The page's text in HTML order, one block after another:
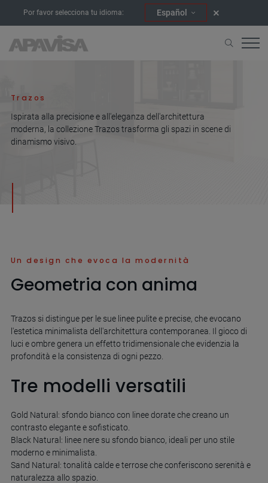
Por favor selecciona tu idioma: Español
Trazos
Ispirata alla precisione e all'eleganza dell'architettura
moderna, la collezione Trazos trasforma gli spazi in scene di
dinamismo visivo.
Un design che evoca la modernità
Geometria con anima
Trazos si distingue per le sue linee pulite e precise, che evocano
l'estetica minimalista dell'architettura contemporanea. Il gioco di
luci e ombre genera un effetto tridimensionale che evidenzia la
profondità e la consistenza di ogni pezzo.
Tre modelli versatili
Gold Natural: sfondo bianco con linee dorate che creano un
contrasto elegante e sofisticato.
Black Natural: linee nere su sfondo bianco, ideali per uno stile
moderno e minimalista.
Sand Natural: tonalità calde e terrose che conferiscono serenità e
naturalezza allo spazio.